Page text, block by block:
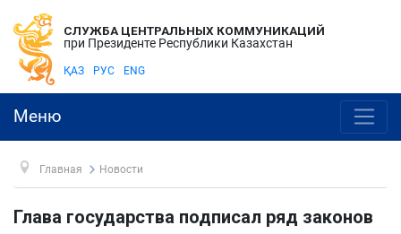
СЛУЖБА ЦЕНТРАЛЬНЫХ КОММУНИКАЦИЙ
при Президенте Республики Казахстан
ҚАЗ РУС ENG
Меню
Главная Новости
Глава государства подписал ряд законов